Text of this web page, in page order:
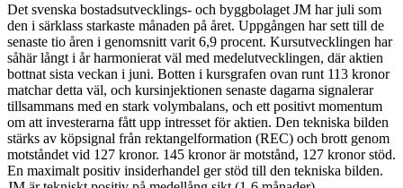
Det svenska bostadsutvecklings- och byggbolaget JM har juli som
den i särklass starkaste månaden på året. Uppgången har sett till de
senaste tio åren i genomsnitt varit 6,9 procent. Kursutvecklingen har
såhär långt i år harmonierat väl med medelutvecklingen, där aktien
bottnat sista veckan i juni. Botten i kursgrafen ovan runt 113 kronor
matchar detta väl, och kursinjektionen senaste dagarna signalerar
tillsammans med en stark volymbalans, och ett positivt momentum
om att investerarna fått upp intresset för aktien. Den tekniska bilden
stärks av köpsignal från rektangelformation (REC) och brott genom
motståndet vid 127 kronor. 145 kronor är motstånd, 127 kronor stöd.
En maximalt positiv insiderhandel ger stöd till den tekniska bilden.